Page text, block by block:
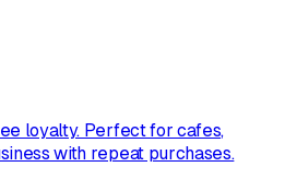
loyalty. Perfect for cafes,
with repeat purchases.